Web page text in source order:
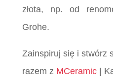
złota, np. od
Grohe.
Zainspiruj się i stwórz
razem z MCeramic|